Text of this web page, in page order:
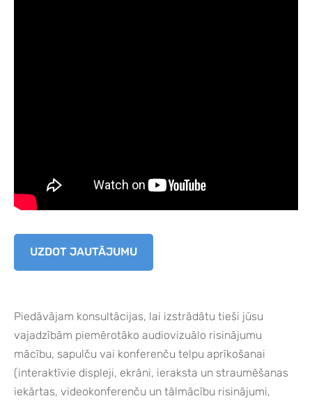
UZDOT JAUTĀJUMU
Piedāvājam konsultācijas, lai izstrādātu tieši jūsu
vajadzībām piemērotāko audiovizuālo risinājumu
mācību, sapulču vai konferenču telpu aprīkošanai
(interaktīvie displeji, ekrāni, ieraksta un straumēšanas
iekārtas, videokonferenču un tālmācību risinājumi,